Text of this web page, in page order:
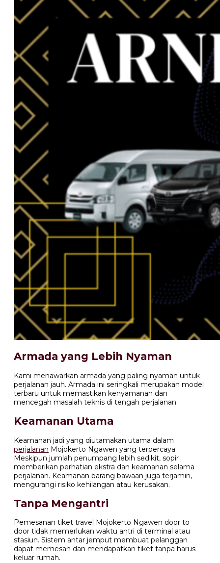
Armada yang Lebih Nyaman
Kami menawarkan armada yang paling nyaman untuk
perjalanan jauh. Armada ini seringkali merupakan model
terbaru untuk memastikan kenyamanan dan
mencegah masalah teknis di tengah perjalanan.
Keamanan Utama
Keamanan jadi yang diutamakan utama dalam
perjalanan Mojokerto Ngawen yang terpercaya.
Meskipun jumlah penumpang lebih sedikit, sopir
memberikan perhatian ekstra dan keamanan selama
perjalanan. Keamanan barang bawaan juga terjamin,
mengurangi risiko kehilangan atau kerusakan.
Tanpa Mengantri
Pemesanan tiket travel Mojokerto Ngawen door to
door tidak memerlukan waktu antri di terminal atau
stasiun. Sistem antar jemput membuat pelanggan
dapat memesan dan mendapatkan tiket tanpa harus
keluar rumah.